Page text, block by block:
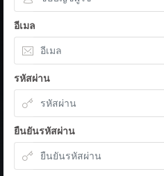
อีเมล
รหัสผ่าน
ยืนยันรหัสผ่าน